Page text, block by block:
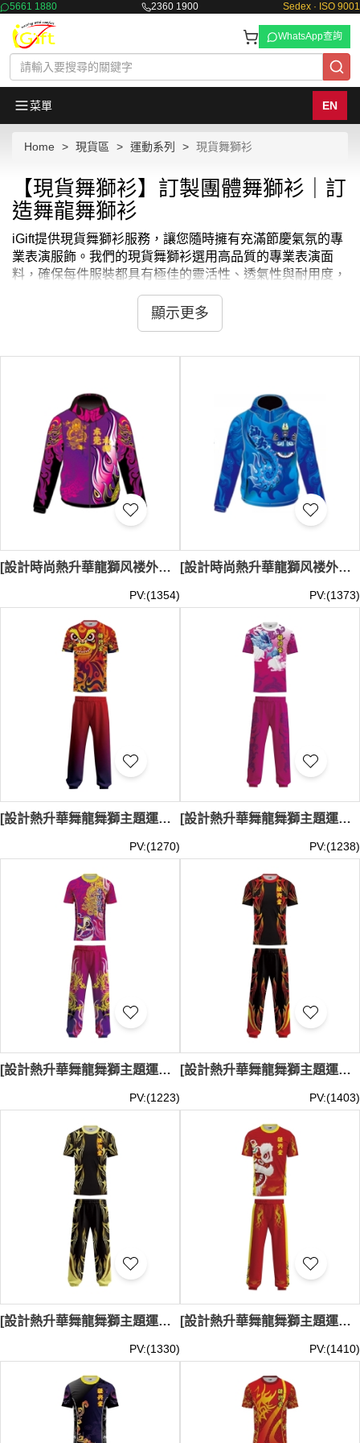
5661 1880 2360 1900 Sedex · ISO 9001
WhatsApp查詢
菜單 EN
Home 現貨區 運動系列 現貨舞獅衫
【現貨舞獅衫】訂製團體舞獅衫｜訂
造舞龍舞獅衫
iGift提供現貨舞獅衫服務，讓您隨時擁有充滿節慶氣氛的專
業表演服飾。我們的現貨舞獅衫選用高品質的專業表演面
料，確保每件服裝都具有極佳的靈活性、透氣性與耐用度，
讓您在表演時活動自如。無論是節慶表演、開張慶典、團體
訓練還是比賽活動，我們的舞獅衫都是展現團隊精神與專業
形象的最佳選擇。我們還提供個性化印花和繡花、熱升華服
後服務。現貨舞獅衫最少訂購量 (MOQ): 5件起 (適用於指定
現貨款式)，還可以訂製屬於自己團隊的舞獅衫，價格： 視
乎款式、數量及加工要求而定，歡迎查詢報價。貨期： 約
需3-7天 (若需添加訂製圖案，時間或會稍作調整)。
顯示更多
[設計時尚熱升華龍獅风褛外套]｜訂製紫色和黑色龍獅服風褸｜圖案以龍為主添加火焰圖案 ｜舞龍舞獅表演、文化表演、節慶活動｜LDS043
PV:(1354)
[設計時尚熱升華龍獅风褛外套]｜訂製深藍色龍獅服表演服｜服裝中央以漩渦狀圖案為設計主軸｜舞龍舞獅表演、文化表演、節慶活動｜LDS042
PV:(1373)
[設計熱升華舞龍舞獅主題運動服套裝]｜紅色與橙黃色龍獅服套裝｜下身長褲以紅色為主｜舞龍舞獅表演、文化表演、節慶活動｜LDS041
PV:(1270)
[設計熱升華舞龍舞獅主題運動服套裝]｜粉紅色和紫色龍獅服套裝｜粉紅漸變色｜舞龍舞獅表演、文化表演、節慶活動｜LDS040
PV:(1238)
[設計熱升華舞龍舞獅主題運動服套裝]｜紫色和粉紅色為主色調的舞獅表演服｜金黃色和粉紅色龍獅服｜舞龍舞獅表演、文化表演、節慶活動｜LDS039
PV:(1223)
[設計熱升華舞龍舞獅主題運動服套裝]｜黑色為主基調｜衣領採用紅色細邊設計｜紅色與金黃色火焰圖案的舞獅表演服｜舞龍舞獅表演、文化表演、節慶活動｜LDS038
PV:(1403)
[設計熱升華舞龍舞獅主題運動服套裝]｜黑色為主基調｜下身長褲同樣以黑色為主｜衣領採用金黃色邊框設計｜舞龍舞獅表演、文化表演、節慶活動｜LDS037
PV:(1330)
[設計熱升華舞龍舞獅主題運動服套裝]｜紅色為主色調的舞獅表演服｜下身長褲同樣以紅色為主｜印有一隻細節豐富的白色獅頭｜舞龍舞獅表演、文化表演、節慶活動｜LDS036
PV:(1410)